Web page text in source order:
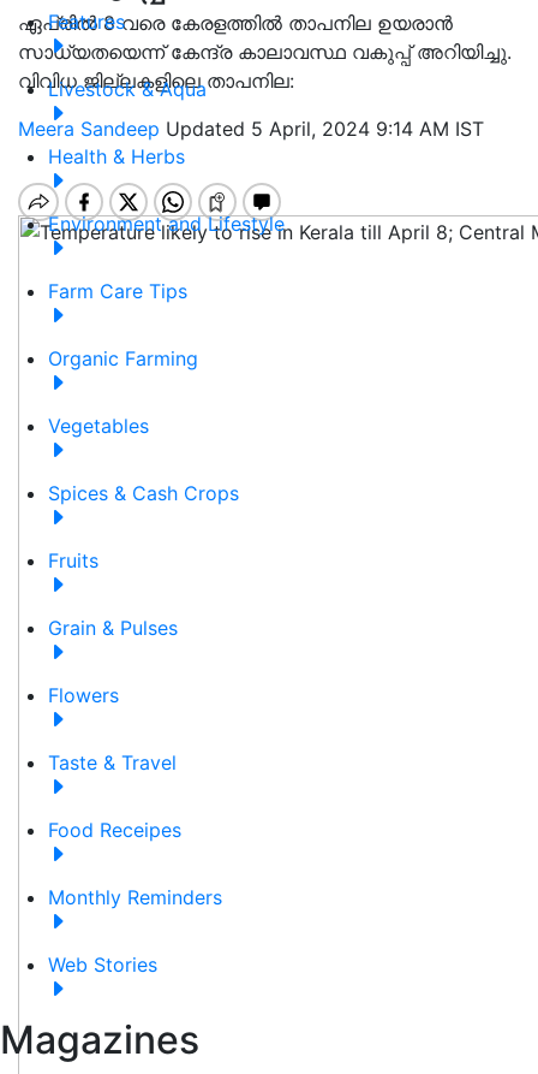
Features
Livestock & Aqua
Health & Herbs
Environment and Lifestyle
Farm Care Tips
Organic Farming
Vegetables
Spices & Cash Crops
Fruits
Grain & Pulses
Flowers
Taste & Travel
Food Receipes
Monthly Reminders
Web Stories
Magazines
ഏപ്രിൽ 8 വരെ കേരളത്തിൽ താപനില ഉയരാൻ
സാധ്യതയെന്ന് കേന്ദ്ര കാലാവസ്ഥ വകുപ്പ് അറിയിച്ചു.
വിവിധ ജില്ലകളിലെ താപനില:
Meera Sandeep Updated 5 April, 2024 9:14 AM IST